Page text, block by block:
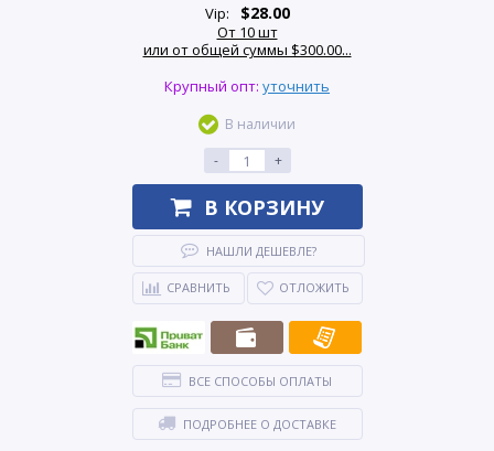
Vip: $28.00
От 10 шт
или от общей суммы $300.00...
Крупный опт: уточнить
В наличии
-
+
В КОРЗИНУ
НАШЛИ ДЕШЕВЛЕ?
СРАВНИТЬ ОТЛОЖИТЬ
ВСЕ СПОСОБЫ ОПЛАТЫ
ПОДРОБНЕЕ О ДОСТАВКЕ